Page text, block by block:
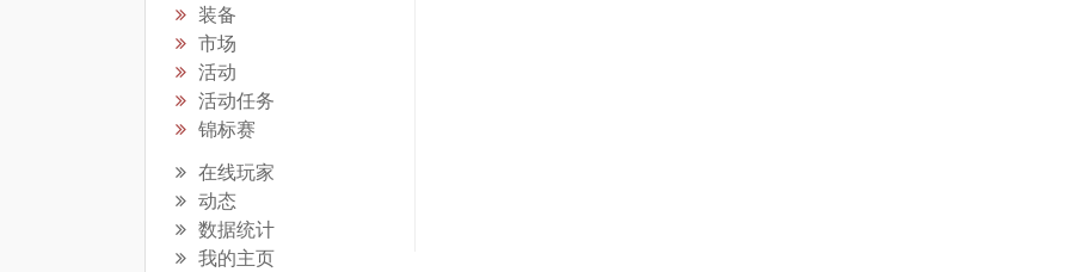
装备
市场
活动
活动任务
锦标赛
在线玩家
动态
数据统计
我的主页